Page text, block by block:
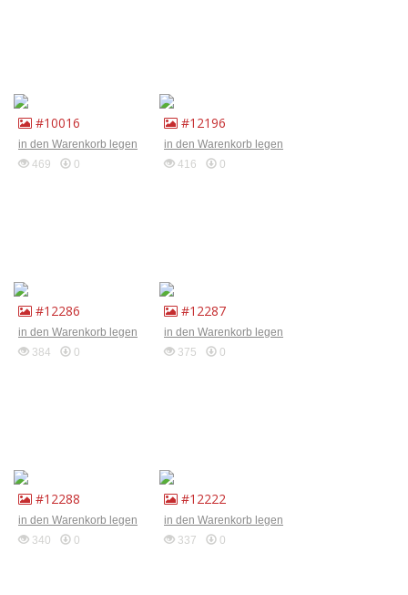
#10016
in den Warenkorb legen
469
0
#12196
in den Warenkorb legen
416
0
#12286
in den Warenkorb legen
384
0
#12287
in den Warenkorb legen
375
0
#12288
in den Warenkorb legen
340
0
#12222
in den Warenkorb legen
337
0